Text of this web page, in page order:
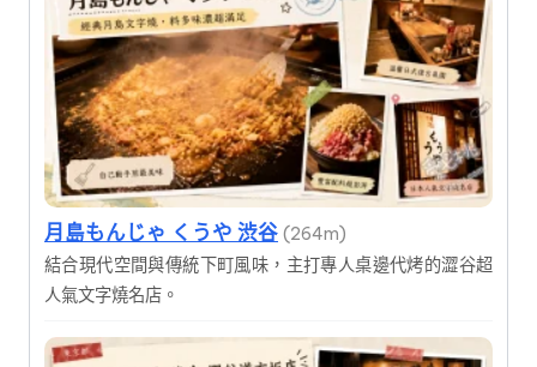
月島もんじゃ くうや 渋谷 (264m)
結合現代空間與傳統下町風味，主打專人桌邊代烤的澀谷超
人氣文字燒名店。